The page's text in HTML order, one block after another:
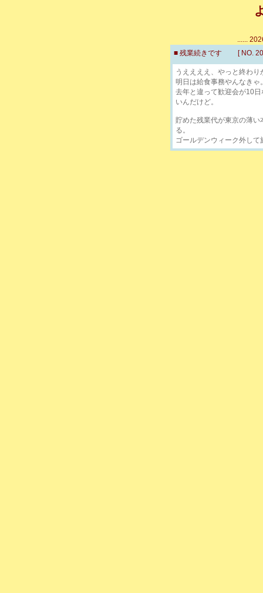
......
■ 残業続きです [ NO.
うええええ、やっと終わ
明日は給食事務やんなきゃ
去年と違って歓迎会が10
いんだけど。
貯めた残業代が東京の薄
る。
ゴールデンウィーク外して